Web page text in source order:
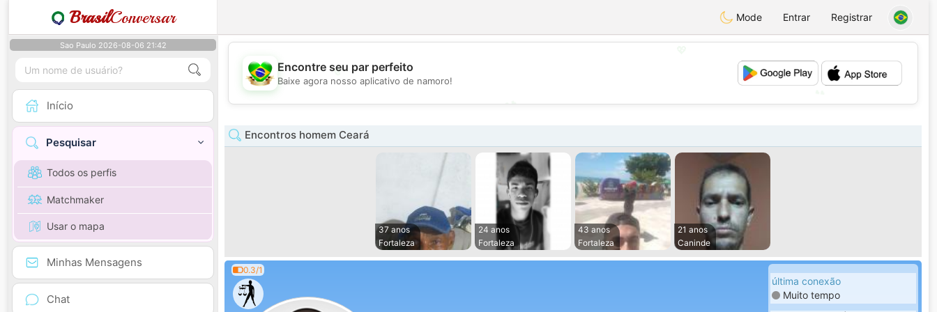
BrasilConversar Mode Entrar Registrar
Sao Paulo 2026-08-06 21:42
Início
Pesquisar
Todos os perfis
Matchmaker
Usar o mapa
Minhas Mensagens
Chat
💖
💕
Encontre seu par perfeito
Baixe agora nosso aplicativo de namoro!
Encontros homem Ceará
37 anos
Fortaleza
24 anos
Fortaleza
43 anos
Fortaleza
21 anos
Caninde
0.3/1
última conexão
Muito tempo